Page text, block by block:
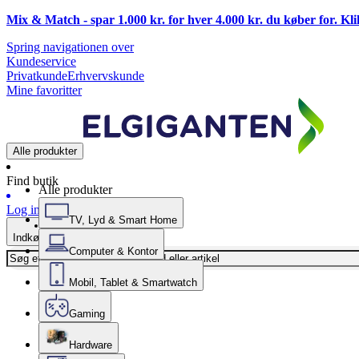
Mix & Match - spar 1.000 kr. for hver 4.000 kr. du køber for.
Spring navigationen over
Kundeservice
PrivatkundeErhvervskunde
Mine favoritter
Alle produkter
Find butik
Log ind
Indkøbskurv
Alle produkter
TV, Lyd & Smart Home
Computer & Kontor
Mobil, Tablet & Smartwatch
Gaming
Hardware